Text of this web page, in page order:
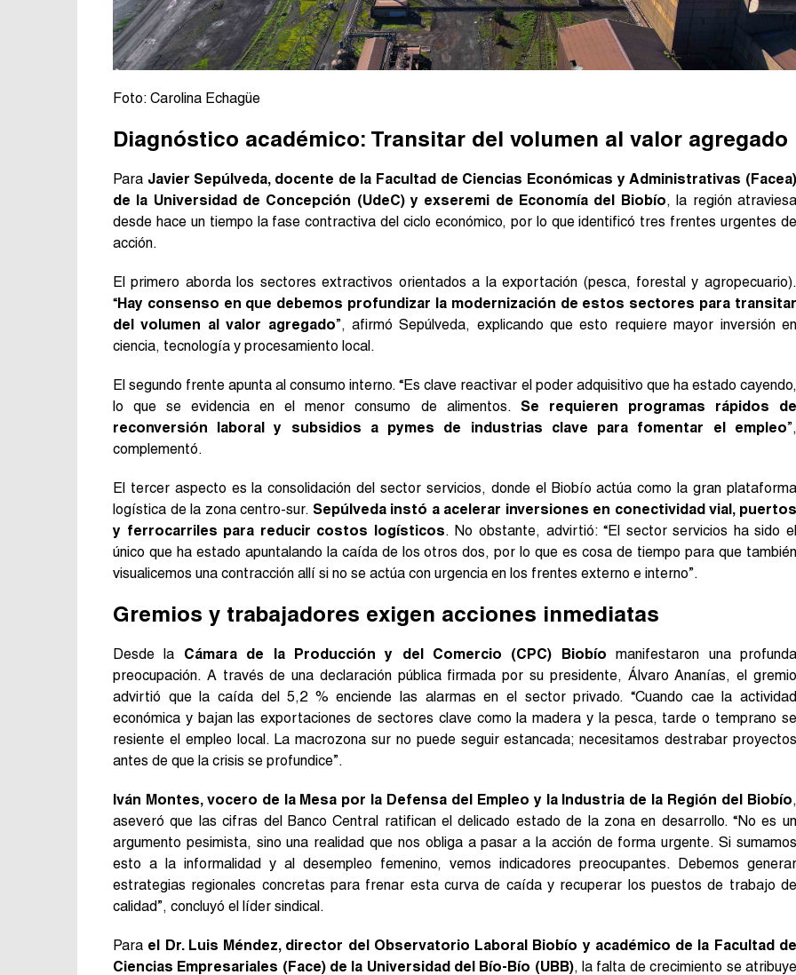
Foto: Carolina Echagüe
Diagnóstico académico: Transitar del volumen al valor agregado
Para Javier Sepúlveda, docente de la Facultad de Ciencias Económicas y Administrativas (Facea)
de la Universidad de Concepción (UdeC) y exseremi de Economía del Biobío, la región atraviesa
desde hace un tiempo la fase contractiva del ciclo económico, por lo que identificó tres frentes urgentes de
acción.
El primero aborda los sectores extractivos orientados a la exportación (pesca, forestal y agropecuario).
“Hay consenso en que debemos profundizar la modernización de estos sectores para transitar
del volumen al valor agregado”, afirmó Sepúlveda, explicando que esto requiere mayor inversión en
ciencia, tecnología y procesamiento local.
El segundo frente apunta al consumo interno. “Es clave reactivar el poder adquisitivo que ha estado cayendo,
lo que se evidencia en el menor consumo de alimentos. Se requieren programas rápidos de
reconversión laboral y subsidios a pymes de industrias clave para fomentar el empleo”,
complementó.
El tercer aspecto es la consolidación del sector servicios, donde el Biobío actúa como la gran plataforma
logística de la zona centro-sur. Sepúlveda instó a acelerar inversiones en conectividad vial, puertos
y ferrocarriles para reducir costos logísticos. No obstante, advirtió: “El sector servicios ha sido el
único que ha estado apuntalando la caída de los otros dos, por lo que es cosa de tiempo para que también
visualicemos una contracción allí si no se actúa con urgencia en los frentes externo e interno”.
Gremios y trabajadores exigen acciones inmediatas
Desde la Cámara de la Producción y del Comercio (CPC) Biobío manifestaron una profunda
preocupación. A través de una declaración pública firmada por su presidente, Álvaro Ananías, el gremio
advirtió que la caída del 5,2 % enciende las alarmas en el sector privado. “Cuando cae la actividad
económica y bajan las exportaciones de sectores clave como la madera y la pesca, tarde o temprano se
resiente el empleo local. La macrozona sur no puede seguir estancada; necesitamos destrabar proyectos
antes de que la crisis se profundice”.
Iván Montes, vocero de la Mesa por la Defensa del Empleo y la Industria de la Región del Biobío,
aseveró que las cifras del Banco Central ratifican el delicado estado de la zona en desarrollo. “No es un
argumento pesimista, sino una realidad que nos obliga a pasar a la acción de forma urgente. Si sumamos
esto a la informalidad y al desempleo femenino, vemos indicadores preocupantes. Debemos generar
estrategias regionales concretas para frenar esta curva de caída y recuperar los puestos de trabajo de
calidad”, concluyó el líder sindical.
Para el Dr. Luis Méndez, director del Observatorio Laboral Biobío y académico de la Facultad de
Ciencias Empresariales (Face) de la Universidad del Bío-Bío (UBB), la falta de crecimiento se atribuye